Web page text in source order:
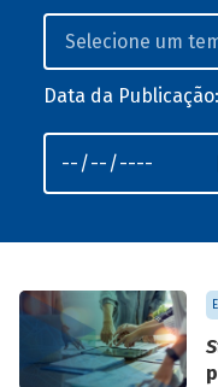
Data da Publicação: